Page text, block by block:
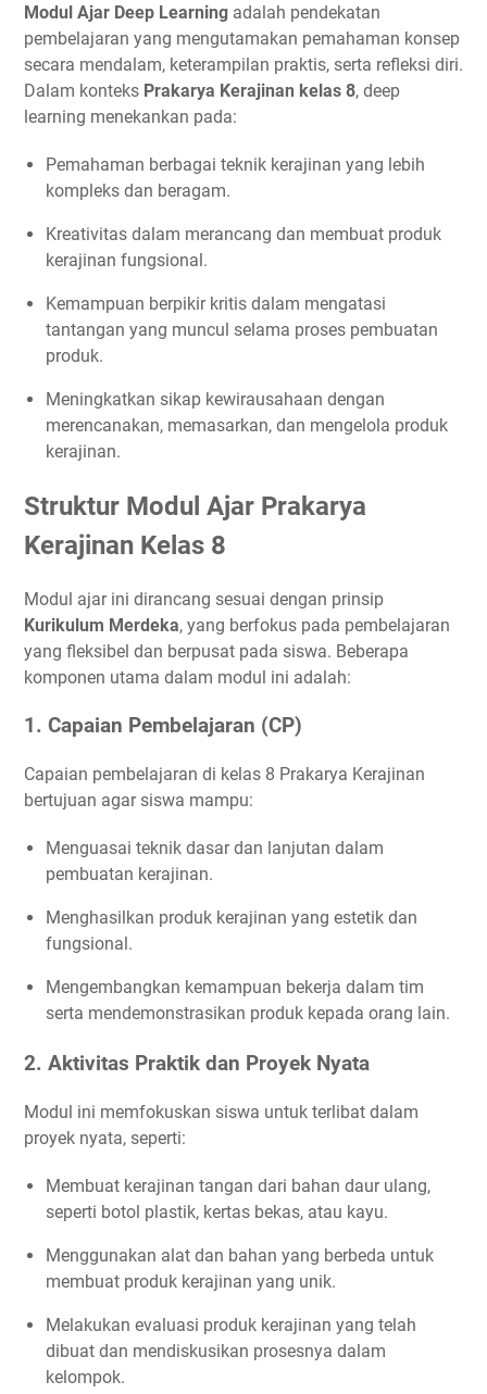
Modul Ajar Deep Learning adalah pendekatan
pembelajaran yang mengutamakan pemahaman konsep
secara mendalam, keterampilan praktis, serta refleksi diri.
Dalam konteks Prakarya Kerajinan kelas 8, deep
learning menekankan pada:
Pemahaman berbagai teknik kerajinan yang lebih
kompleks dan beragam.
Kreativitas dalam merancang dan membuat produk
kerajinan fungsional.
Kemampuan berpikir kritis dalam mengatasi
tantangan yang muncul selama proses pembuatan
produk.
Meningkatkan sikap kewirausahaan dengan
merencanakan, memasarkan, dan mengelola produk
kerajinan.
Struktur Modul Ajar Prakarya
Kerajinan Kelas 8
Modul ajar ini dirancang sesuai dengan prinsip
Kurikulum Merdeka, yang berfokus pada pembelajaran
yang fleksibel dan berpusat pada siswa. Beberapa
komponen utama dalam modul ini adalah:
1. Capaian Pembelajaran (CP)
Capaian pembelajaran di kelas 8 Prakarya Kerajinan
bertujuan agar siswa mampu:
Menguasai teknik dasar dan lanjutan dalam
pembuatan kerajinan.
Menghasilkan produk kerajinan yang estetik dan
fungsional.
Mengembangkan kemampuan bekerja dalam tim
serta mendemonstrasikan produk kepada orang lain.
2. Aktivitas Praktik dan Proyek Nyata
Modul ini memfokuskan siswa untuk terlibat dalam
proyek nyata, seperti:
Membuat kerajinan tangan dari bahan daur ulang,
seperti botol plastik, kertas bekas, atau kayu.
Menggunakan alat dan bahan yang berbeda untuk
membuat produk kerajinan yang unik.
Melakukan evaluasi produk kerajinan yang telah
dibuat dan mendiskusikan prosesnya dalam
kelompok.